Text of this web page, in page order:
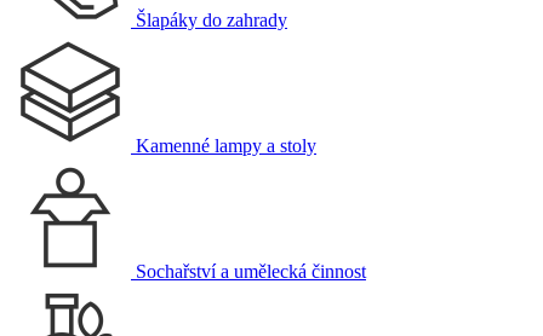
Šlapáky do zahrady
Kamenné lampy a stoly
Sochařství a umělecká činnost